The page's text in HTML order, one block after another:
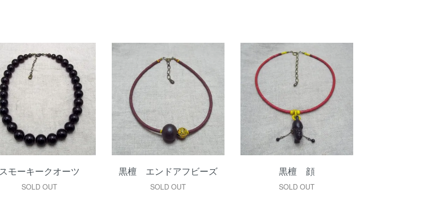
スモーキークオーツ
SOLD OUT
黒檀 エンドアフビーズ
SOLD OUT
黒檀 顔
SOLD OUT